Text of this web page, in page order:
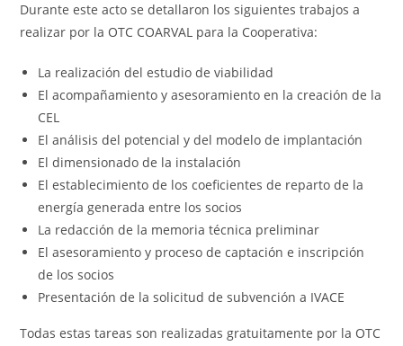
Durante este acto se detallaron los siguientes trabajos a
realizar por la OTC COARVAL para la Cooperativa:
La realización del estudio de viabilidad
El acompañamiento y asesoramiento en la creación de la
CEL
El análisis del potencial y del modelo de implantación
El dimensionado de la instalación
El establecimiento de los coeficientes de reparto de la
energía generada entre los socios
La redacción de la memoria técnica preliminar
El asesoramiento y proceso de captación e inscripción
de los socios
Presentación de la solicitud de subvención a IVACE
Todas estas tareas son realizadas gratuitamente por la OTC